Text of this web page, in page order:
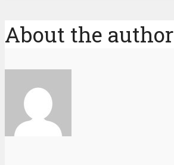
About the author